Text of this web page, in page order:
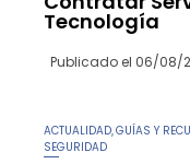
Tecnología
Publicado el 06/08/
ACTUALIDAD GUÍAS Y
SEGURIDAD